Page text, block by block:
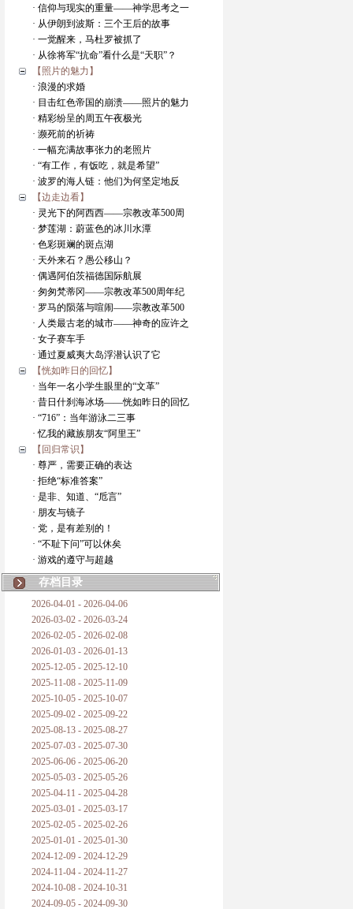
· 信仰与现实的重量——神学思考之一
· 从伊朗到波斯：三个王后的故事
· 一觉醒来，马杜罗被抓了
· 从徐将军“抗命”看什么是“天职”？
【照片的魅力】
· 浪漫的求婚
· 目击红色帝国的崩溃——照片的魅力
· 精彩纷呈的周五午夜极光
· 濒死前的祈祷
· 一幅充满故事张力的老照片
· “有工作，有饭吃，就是希望”
· 波罗的海人链：他们为何坚定地反
【边走边看】
· 灵光下的阿西西——宗教改革500周
· 梦莲湖：蔚蓝色的冰川水潭
· 色彩斑斓的斑点湖
· 天外来石？愚公移山？
· 偶遇阿伯茨福德国际航展
· 匆匆梵蒂冈——宗教改革500周年纪
· 罗马的陨落与喧闹——宗教改革500
· 人类最古老的城市——神奇的应许之
· 女子赛车手
· 通过夏威夷大岛浮潜认识了它
【恍如昨日的回忆】
· 当年一名小学生眼里的“文革”
· 昔日什刹海冰场——恍如昨日的回忆
· “716”：当年游泳二三事
· 忆我的藏族朋友“阿里王”
【回归常识】
· 尊严，需要正确的表达
· 拒绝“标准答案”
· 是非、知道、“卮言”
· 朋友与镜子
· 党，是有差别的！
· “不耻下问”可以休矣
· 游戏的遵守与超越
存档目录
2026-04-01 - 2026-04-06
2026-03-02 - 2026-03-24
2026-02-05 - 2026-02-08
2026-01-03 - 2026-01-13
2025-12-05 - 2025-12-10
2025-11-08 - 2025-11-09
2025-10-05 - 2025-10-07
2025-09-02 - 2025-09-22
2025-08-13 - 2025-08-27
2025-07-03 - 2025-07-30
2025-06-06 - 2025-06-20
2025-05-03 - 2025-05-26
2025-04-11 - 2025-04-28
2025-03-01 - 2025-03-17
2025-02-05 - 2025-02-26
2025-01-01 - 2025-01-30
2024-12-09 - 2024-12-29
2024-11-04 - 2024-11-27
2024-10-08 - 2024-10-31
2024-09-05 - 2024-09-30